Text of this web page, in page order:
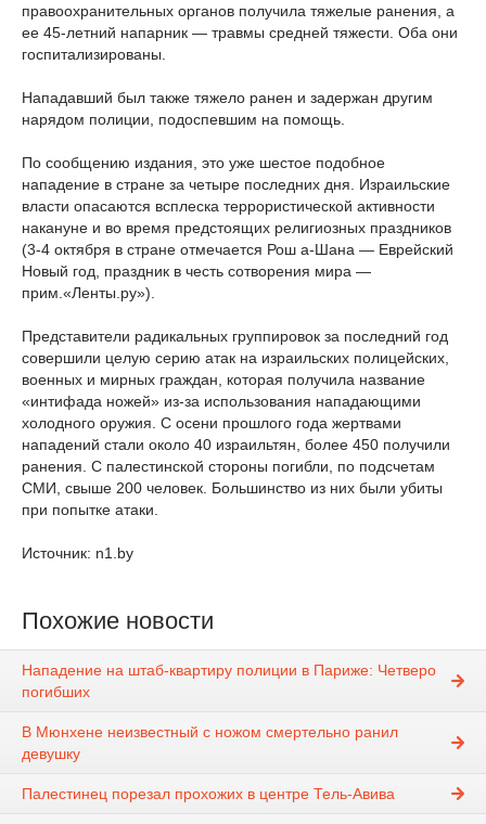
правоохранительных органов получила тяжелые ранения, а
ее 45-летний напарник — травмы средней тяжести. Оба они
госпитализированы.
Нападавший был также тяжело ранен и задержан другим
нарядом полиции, подоспевшим на помощь.
По сообщению издания, это уже шестое подобное
нападение в стране за четыре последних дня. Израильские
власти опасаются всплеска террористической активности
накануне и во время предстоящих религиозных праздников
(3-4 октября в стране отмечается Рош а-Шана — Еврейский
Новый год, праздник в честь сотворения мира —
прим.«Ленты.ру»).
Представители радикальных группировок за последний год
совершили целую серию атак на израильских полицейских,
военных и мирных граждан, которая получила название
«интифада ножей» из-за использования нападающими
холодного оружия. С осени прошлого года жертвами
нападений стали около 40 израильтян, более 450 получили
ранения. С палестинской стороны погибли, по подсчетам
СМИ, свыше 200 человек. Большинство из них были убиты
при попытке атаки.
Источник: n1.by
Похожие новости
Нападение на штаб-квартиру полиции в Париже: Четверо
погибших
В Мюнхене неизвестный с ножом смертельно ранил
девушку
Палестинец порезал прохожих в центре Тель-Авива